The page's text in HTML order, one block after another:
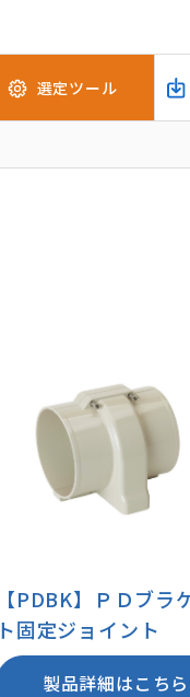
選定ツール
【PDBK】ＰＤブラ
ト固定ジョイント
製品詳細はこちら